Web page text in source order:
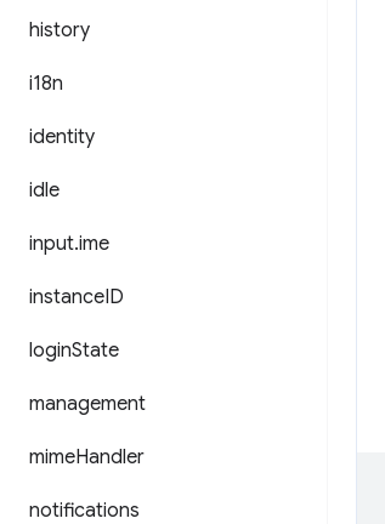
history
i18n
identity
idle
input.ime
instanceID
loginState
management
mimeHandler
notifications